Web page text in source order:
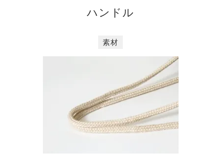
ハンドル
素材